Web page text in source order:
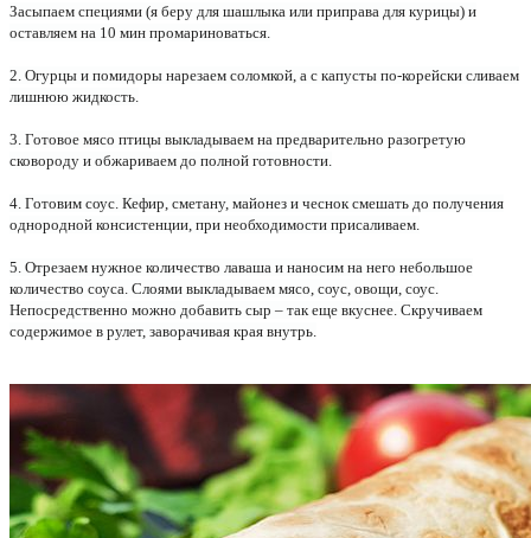
Засыпаем специями (я беру для шашлыка или приправа для курицы) и
оставляем на 10 мин промариноваться.
2. Огурцы и помидоры нарезаем соломкой, а с капусты по-корейски сливаем
лишнюю жидкость.
3. Готовое мясо птицы выкладываем на предварительно разогретую
сковороду и обжариваем до полной готовности.
4. Готовим соус. Кефир, сметану, майонез и чеснок смешать до получения
однородной консистенции, при необходимости присаливаем.
5. Отрезаем нужное количество лаваша и наносим на него небольшое
количество соуса. Слоями выкладываем мясо, соус, овощи, соус.
Непосредственно можно добавить сыр – так еще вкуснее. Скручиваем
содержимое в рулет, заворачивая края внутрь.